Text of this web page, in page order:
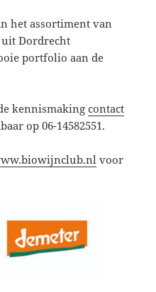
het assortiment van
Dordrecht
portfolio aan de
kennismakingcontact
op 06-14582551.
voor